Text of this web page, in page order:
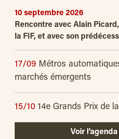
10 septembre 2026
Rencontre avec Alain
la FIF, et avec son
17/09 Métros
marchés émergents
15/10 14e Grands Prix de
Voir